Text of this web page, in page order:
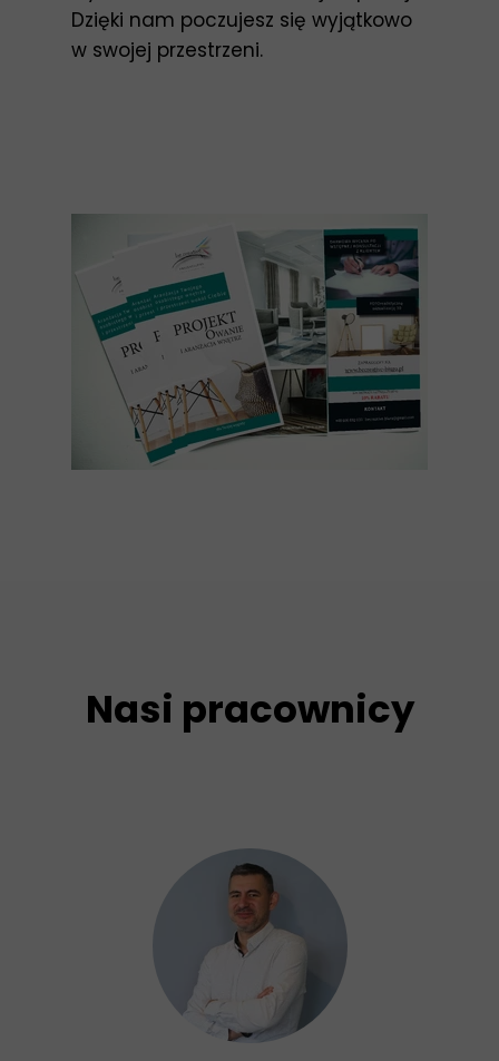
Dzięki nam poczujesz się wyjątkowo
w swojej przestrzeni.
Nasi pracownicy